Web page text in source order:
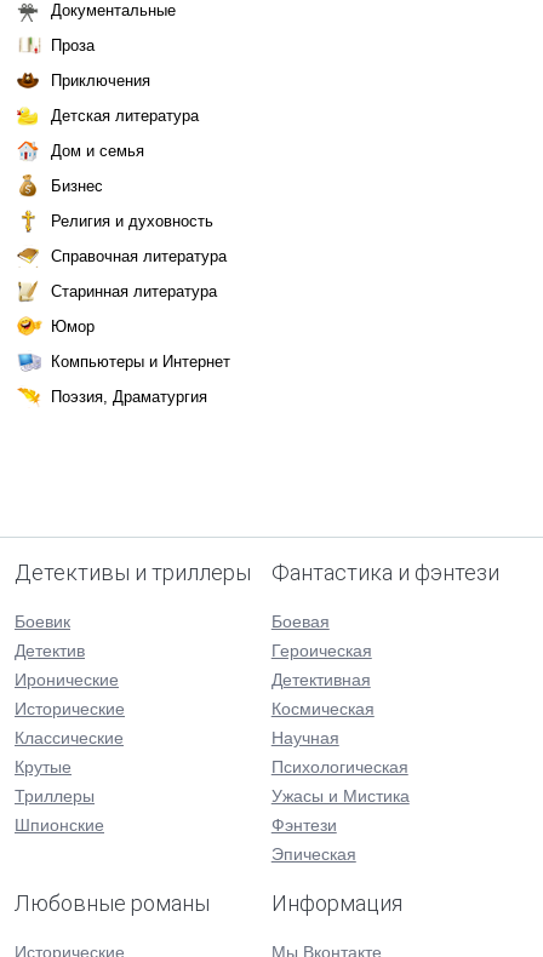
Документальные
Проза
Приключения
Детская литература
Дом и семья
Бизнес
Религия и духовность
Справочная литература
Старинная литература
Юмор
Компьютеры и Интернет
Поэзия, Драматургия
Детективы и триллеры
Боевик
Детектив
Иронические
Исторические
Классические
Крутые
Триллеры
Шпионские
Фантастика и фэнтези
Боевая
Героическая
Детективная
Космическая
Научная
Психологическая
Ужасы и Мистика
Фэнтези
Эпическая
Любовные романы
Исторические
Информация
Мы Вконтакте